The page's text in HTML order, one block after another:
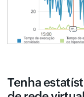
Tenha